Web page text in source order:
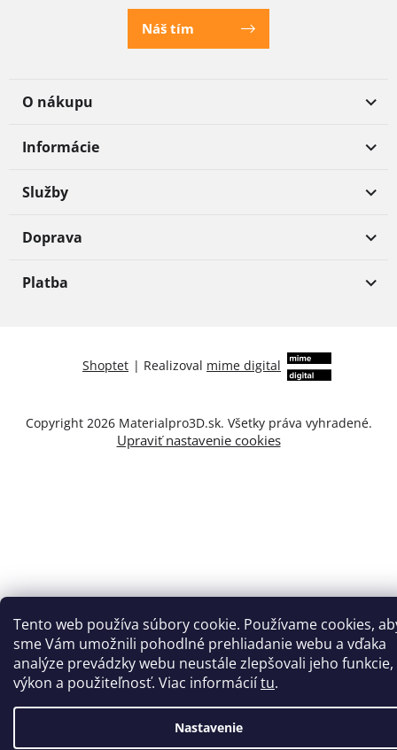
Tento web používa súbory cookie. Používame cookies,
sme Vám umožnili pohodlné prehliadanie webu a vďaka
analýze prevádzky webu neustále zlepšovali jeho funkcie,
výkon a použiteľnosť. Viac informáciítu.
Nastavenie
Náš tím
O nákupu
Informácie
Služby
Doprava
Platba
Shoptet | Realizoval mime digital
Copyright 2026 Materialpro3D.sk. Všetky práva vyhradené.
Upraviť nastavenie cookies